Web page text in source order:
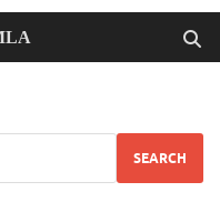
SEARCH